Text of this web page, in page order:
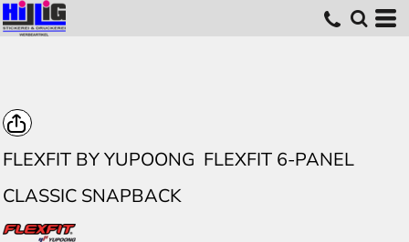
FLEXFIT BY YUPOONG FLEXFIT 6-PANEL
CLASSIC SNAPBACK